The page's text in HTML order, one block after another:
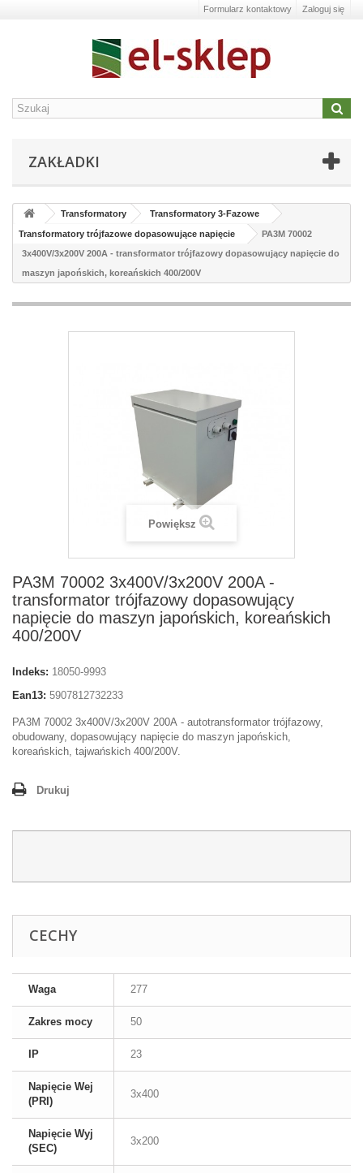
Zaloguj się
Formularz kontaktowy
ZAKŁADKI
Transformatory Transformatory 3-Fazowe
Transformatory trójfazowe dopasowujące napięcie
PA3M 70002
3x400V/3x200V 200A - transformator trójfazowy dopasowujący napięcie do
maszyn japońskich, koreańskich 400/200V
Powiększ
PA3M 70002 3x400V/3x200V 200A -
transformator trójfazowy dopasowujący
napięcie do maszyn japońskich, koreańskich
400/200V
Indeks: 18050-9993
Ean13: 5907812732233
PA3M 70002 3x400V/3x200V 200A - autotransformator trójfazowy,
obudowany, dopasowujący napięcie do maszyn japońskich,
koreańskich, tajwańskich 400/200V.
Drukuj
CECHY
Waga 277
Zakres mocy 50
IP 23
Napięcie Wej
(PRI)
3x400
Napięcie Wyj
(SEC)
3x200